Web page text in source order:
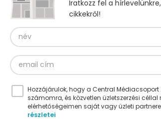
Iratkozz fel a
cikkekről!
Hozzájárulok, hogy a Central
számomra, és közvetlen üzletszerzési
elérhetőségeimen saját vagy üzleti
részletei